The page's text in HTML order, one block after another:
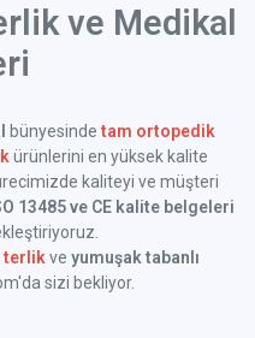
ve Medikal
bünyesindetam ortopedik
ürünlerini en yüksek kalite
kaliteyi ve müşteri
13485 ve CE kalite belgeleri
terlik ve yumuşak tabanlı
sizi bekliyor.